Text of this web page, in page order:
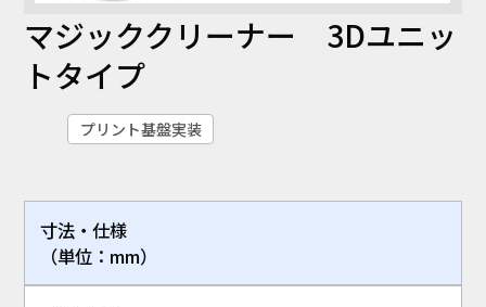
マジッククリーナー 3Dユニッ
トタイプ
プリント基盤実装
寸法・仕様
（単位：mm）